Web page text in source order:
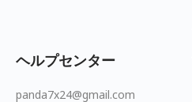
ヘルプセンター
panda7x24@gmail.com